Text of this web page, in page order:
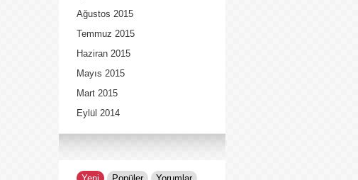
Ağustos 2015
Temmuz 2015
Haziran 2015
Mayıs 2015
Mart 2015
Eylül 2014